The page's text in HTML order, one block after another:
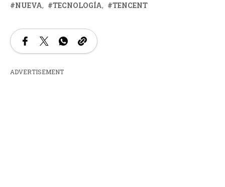
NUEVA
TECNOLOGÍA TENCENT
ADVERTISEMENT